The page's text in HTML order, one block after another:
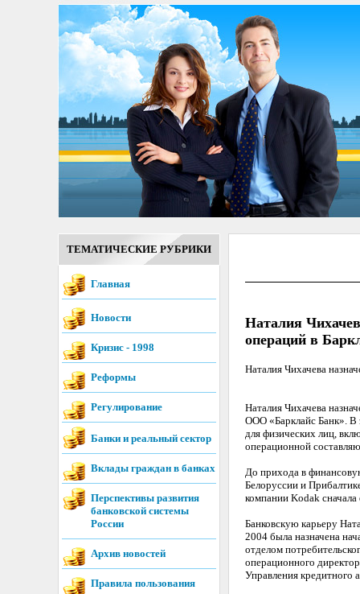
ТЕМАТИЧЕСКИЕ РУБРИКИ
Главная
Новости
Кризис - 1998
Реформы
Регулирование
Банки и реальный сектор
Вклады граждан в банках
Перспективы развития
банковской системы
России
Архив новостей
Правила пользования
Наталия
операций в
Наталия Чихачева
Наталия Чихачева
OOO «Барклайс Банк».
для физических лиц,
операционной
До прихода в
Белоруссии и
компании Kodak
Банковскую карьеру
2004 была назначена
отделом
операционного
Управления кредитного